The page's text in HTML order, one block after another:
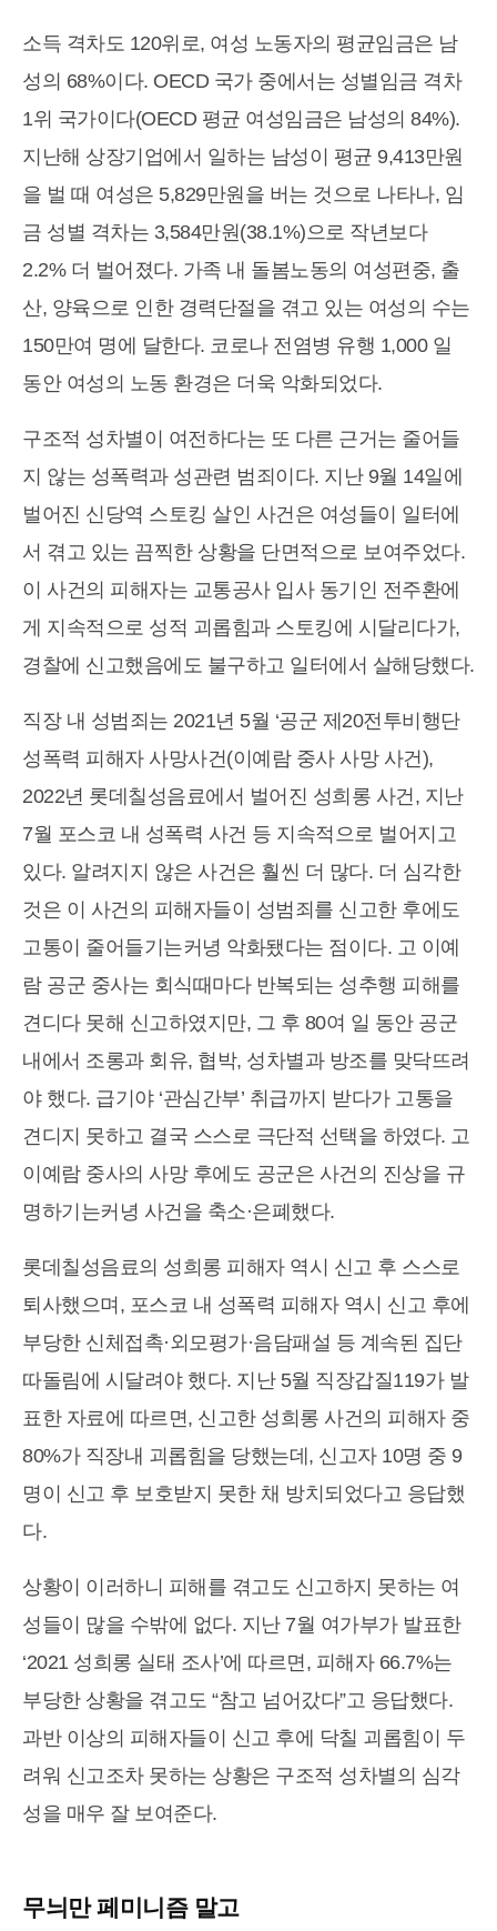
소득 격차도 120위로, 여성 노동자의 평균임금은 남
성의 68%이다. OECD 국가 중에서는 성별임금 격차
1위 국가이다(OECD 평균 여성임금은 남성의 84%).
지난해 상장기업에서 일하는 남성이 평균 9,413만원
을 벌 때 여성은 5,829만원을 버는 것으로 나타나, 임
금 성별 격차는 3,584만원(38.1%)으로 작년보다
2.2% 더 벌어졌다. 가족 내 돌봄노동의 여성편중, 출
산, 양육으로 인한 경력단절을 겪고 있는 여성의 수는
150만여 명에 달한다. 코로나 전염병 유행 1,000 일
동안 여성의 노동 환경은 더욱 악화되었다.
구조적 성차별이 여전하다는 또 다른 근거는 줄어들
지 않는 성폭력과 성관련 범죄이다. 지난 9월 14일에
벌어진 신당역 스토킹 살인 사건은 여성들이 일터에
서 겪고 있는 끔찍한 상황을 단면적으로 보여주었다.
이 사건의 피해자는 교통공사 입사 동기인 전주환에
게 지속적으로 성적 괴롭힘과 스토킹에 시달리다가,
경찰에 신고했음에도 불구하고 일터에서 살해당했다.
직장 내 성범죄는 2021년 5월 ‘공군 제20전투비행단
성폭력 피해자 사망사건(이예람 중사 사망 사건),
2022년 롯데칠성음료에서 벌어진 성희롱 사건, 지난
7월 포스코 내 성폭력 사건 등 지속적으로 벌어지고
있다. 알려지지 않은 사건은 훨씬 더 많다. 더 심각한
것은 이 사건의 피해자들이 성범죄를 신고한 후에도
고통이 줄어들기는커녕 악화됐다는 점이다. 고 이예
람 공군 중사는 회식때마다 반복되는 성추행 피해를
견디다 못해 신고하였지만, 그 후 80여 일 동안 공군
내에서 조롱과 회유, 협박, 성차별과 방조를 맞닥뜨려
야 했다. 급기야 ‘관심간부’ 취급까지 받다가 고통을
견디지 못하고 결국 스스로 극단적 선택을 하였다. 고
이예람 중사의 사망 후에도 공군은 사건의 진상을 규
명하기는커녕 사건을 축소·은폐했다.
롯데칠성음료의 성희롱 피해자 역시 신고 후 스스로
퇴사했으며, 포스코 내 성폭력 피해자 역시 신고 후에
부당한 신체접촉·외모평가·음담패설 등 계속된 집단
따돌림에 시달려야 했다. 지난 5월 직장갑질119가 발
표한 자료에 따르면, 신고한 성희롱 사건의 피해자 중
80%가 직장내 괴롭힘을 당했는데, 신고자 10명 중 9
명이 신고 후 보호받지 못한 채 방치되었다고 응답했
다.
상황이 이러하니 피해를 겪고도 신고하지 못하는 여
성들이 많을 수밖에 없다. 지난 7월 여가부가 발표한
‘2021 성희롱 실태 조사’에 따르면, 피해자 66.7%는
부당한 상황을 겪고도 “참고 넘어갔다”고 응답했다.
과반 이상의 피해자들이 신고 후에 닥칠 괴롭힘이 두
려워 신고조차 못하는 상황은 구조적 성차별의 심각
성을 매우 잘 보여준다.
무늬만 페미니즘 말고